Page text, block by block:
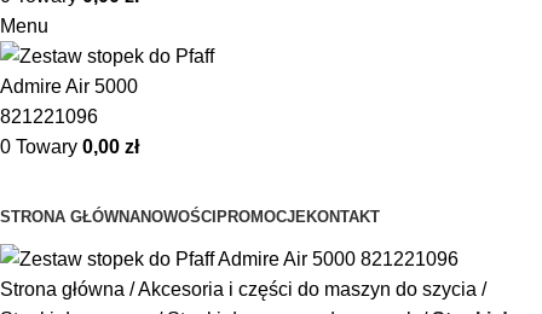
Menu
0 Towary 0,00 zł
STRONA GŁÓWNANOWOŚCI PROMOCJEKONTAKT
Strona główna
Akcesoria i części do maszyn do szycia